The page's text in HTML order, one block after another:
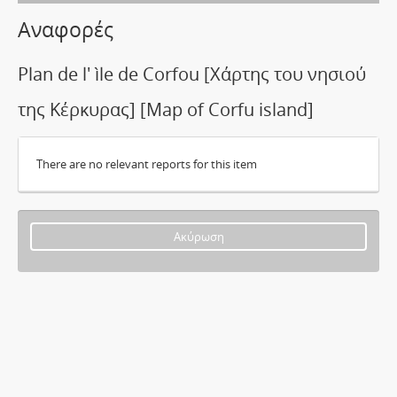
Αναφορές
Plan de l' ìle de Corfou [Χάρτης του νησιού
της Κέρκυρας] [Map of Corfu island]
There are no relevant reports for this item
Ακύρωση